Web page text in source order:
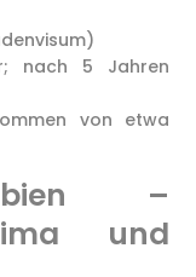
nach 5 Jahren
von etwa
–
und